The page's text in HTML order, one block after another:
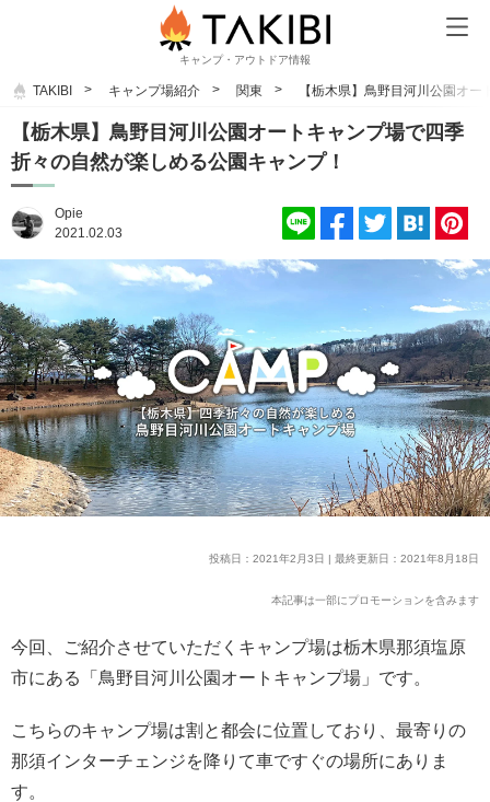
キャンプ・アウトドア情報
TAKIBI キャンプ場紹介 関東 【栃木県】鳥野目河川公園オ
【栃木県】鳥野目河川公園オートキャンプ場で四季
折々の自然が楽しめる公園キャンプ！
Opie
2021.02.03
投稿日：2021年2月3日 | 最終更新日：2021年8月18日
本記事は一部にプロモーションを含みます
今回、ご紹介させていただくキャンプ場は栃木県那須塩原
市にある「鳥野目河川公園オートキャンプ場」です。
こちらのキャンプ場は割と都会に位置しており、最寄りの
那須インターチェンジを降りて車ですぐの場所にありま
す。